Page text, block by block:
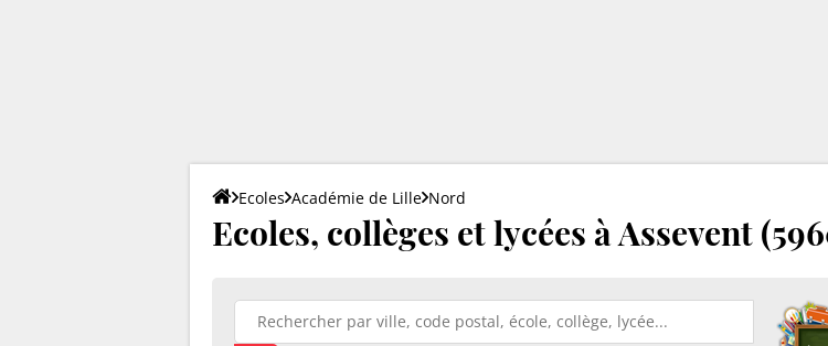
Ecoles Académie de Lille Nord
Ecoles, collèges et lycées à Assevent